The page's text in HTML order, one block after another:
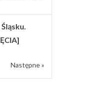
Następne »